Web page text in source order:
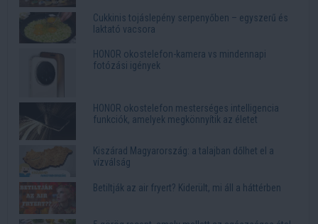
Cukkinis tojáslepény serpenyőben – egyszerű és
laktató vacsora
HONOR okostelefon-kamera vs mindennapi
fotózási igények
HONOR okostelefon mesterséges intelligencia
funkciók, amelyek megkönnyítik az életet
Kiszárad Magyarország: a talajban dőlhet el a
vízválság
Betiltják az air fryert? Kiderült, mi áll a háttérben